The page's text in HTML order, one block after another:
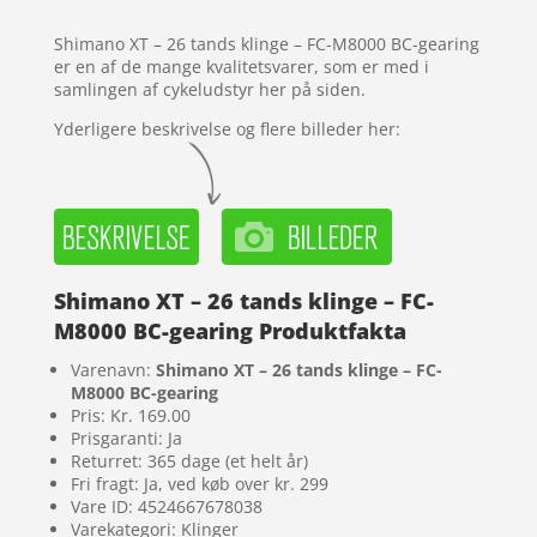
mmelser
Shimano XT – 26 tands klinge – FC-M8000 BC-gearing
er en af de mange kvalitetsvarer, som er med i
samlingen af cykeludstyr her på siden.
Yderligere beskrivelse og flere billeder her:
Shimano XT – 26 tands klinge – FC-
M8000 BC-gearing Produktfakta
Varenavn: Shimano XT – 26 tands klinge – FC-
M8000 BC-gearing
Pris: Kr. 169.00
Prisgaranti: Ja
Returret: 365 dage (et helt år)
Fri fragt: Ja, ved køb over kr. 299
Vare ID: 4524667678038
Varekategori: Klinger